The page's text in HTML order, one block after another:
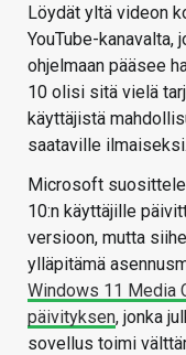
Löydät yltä videon
YouTube-kanavalta,
ohjelmaan pääsee
10 olisi sitä vielä
käyttäjistä
saataville ilmaiseksi.
Microsoft
10:n käyttäjille
versioon, mutta
ylläpitämä
Windows 11 Media
päivityksen, jonka
sovellus toimi